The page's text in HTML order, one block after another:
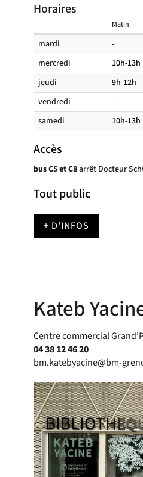
Horaires
Horaires
des
salles
de
lecture
Matin
mardi -
mercredi
10h-13h
jeudi
9h-12h
vendredi
-
samedi
10h-13h
Accès
bus C5 et C8arrêt Docteur
Tout public
+ D'INFOS
Kateb
Centre commercial
04 38 12 46 20
bm.katebyacine@bm-